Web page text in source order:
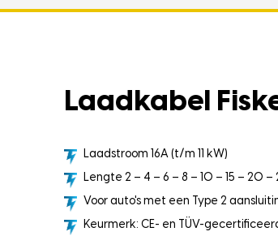
Laadkabel
Laadstroom 16A (t/m 11 kW)
Lengte 2 – 4 – 6 – 8 – 10 – 15 – 20
Voor auto's met een Type 2
Keurmerk: CE- en TÜV-